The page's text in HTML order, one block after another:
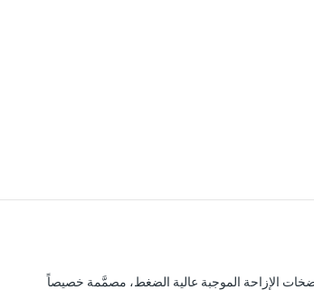
الإزاحة الموجبة عالية الضغط، مصمَّمة خصيصاً